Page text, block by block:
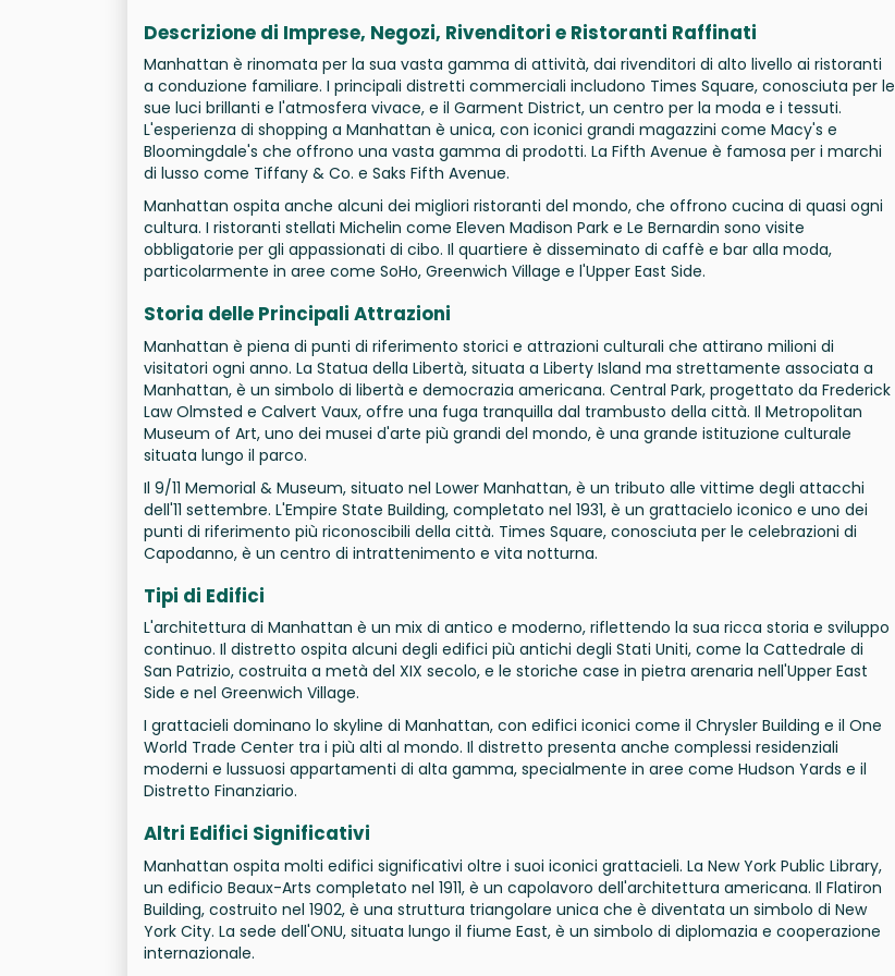
Descrizione di Imprese, Negozi, Rivenditori e Ristoranti Raffinati
Manhattan è rinomata per la sua vasta gamma di attività, dai rivenditori di alto livello ai ristoranti
a conduzione familiare. I principali distretti commerciali includono Times Square, conosciuta per le
sue luci brillanti e l'atmosfera vivace, e il Garment District, un centro per la moda e i tessuti.
L'esperienza di shopping a Manhattan è unica, con iconici grandi magazzini come Macy's e
Bloomingdale's che offrono una vasta gamma di prodotti. La Fifth Avenue è famosa per i marchi
di lusso come Tiffany & Co. e Saks Fifth Avenue.
Manhattan ospita anche alcuni dei migliori ristoranti del mondo, che offrono cucina di quasi ogni
cultura. I ristoranti stellati Michelin come Eleven Madison Park e Le Bernardin sono visite
obbligatorie per gli appassionati di cibo. Il quartiere è disseminato di caffè e bar alla moda,
particolarmente in aree come SoHo, Greenwich Village e l'Upper East Side.
Storia delle Principali Attrazioni
Manhattan è piena di punti di riferimento storici e attrazioni culturali che attirano milioni di
visitatori ogni anno. La Statua della Libertà, situata a Liberty Island ma strettamente associata a
Manhattan, è un simbolo di libertà e democrazia americana. Central Park, progettato da Frederick
Law Olmsted e Calvert Vaux, offre una fuga tranquilla dal trambusto della città. Il Metropolitan
Museum of Art, uno dei musei d'arte più grandi del mondo, è una grande istituzione culturale
situata lungo il parco.
Il 9/11 Memorial & Museum, situato nel Lower Manhattan, è un tributo alle vittime degli attacchi
dell'11 settembre. L'Empire State Building, completato nel 1931, è un grattacielo iconico e uno dei
punti di riferimento più riconoscibili della città. Times Square, conosciuta per le celebrazioni di
Capodanno, è un centro di intrattenimento e vita notturna.
Tipi di Edifici
L'architettura di Manhattan è un mix di antico e moderno, riflettendo la sua ricca storia e sviluppo
continuo. Il distretto ospita alcuni degli edifici più antichi degli Stati Uniti, come la Cattedrale di
San Patrizio, costruita a metà del XIX secolo, e le storiche case in pietra arenaria nell'Upper East
Side e nel Greenwich Village.
I grattacieli dominano lo skyline di Manhattan, con edifici iconici come il Chrysler Building e il One
World Trade Center tra i più alti al mondo. Il distretto presenta anche complessi residenziali
moderni e lussuosi appartamenti di alta gamma, specialmente in aree come Hudson Yards e il
Distretto Finanziario.
Altri Edifici Significativi
Manhattan ospita molti edifici significativi oltre i suoi iconici grattacieli. La New York Public Library,
un edificio Beaux-Arts completato nel 1911, è un capolavoro dell'architettura americana. Il Flatiron
Building, costruito nel 1902, è una struttura triangolare unica che è diventata un simbolo di New
York City. La sede dell'ONU, situata lungo il fiume East, è un simbolo di diplomazia e cooperazione
internazionale.